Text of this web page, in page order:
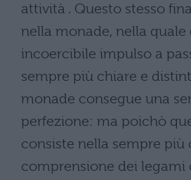
attività . Questo stesso
nella monade, nella quale
incoercibile impulso a
sempre più chiare e
monade consegue una
perfezione: ma poichò
consiste nella sempre più
comprensione dei